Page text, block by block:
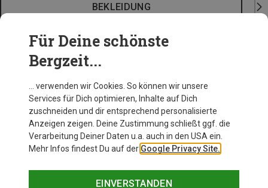
BEKLEIDUNG
Für Deine schönste
Bergzeit...
… verwenden wir Cookies. So können wir unsere
Services für Dich optimieren, Inhalte auf Dich
zuschneiden und dir entsprechend personalisierte
Anzeigen zeigen. Deine Zustimmung schließt ggf. die
Verarbeitung Deiner Daten u.a. auch in den USA ein.
Mehr Infos findest Du auf der Google Privacy Site.
EINVERSTANDEN